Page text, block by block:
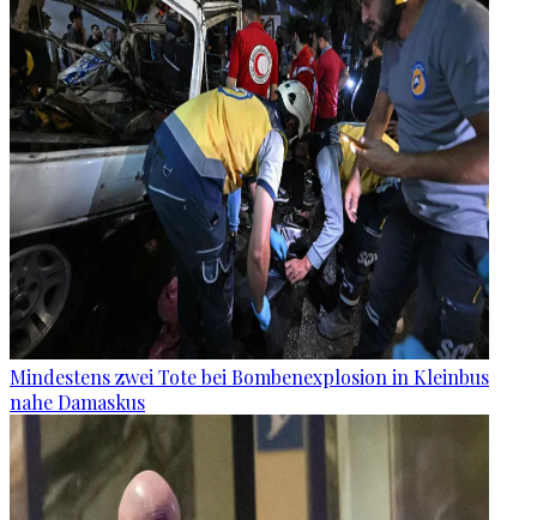
Mindestens zwei Tote bei Bombenexplosion in Kleinbus
nahe Damaskus